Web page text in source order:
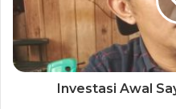
Investasi Awal